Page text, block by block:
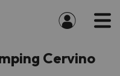
Cervino